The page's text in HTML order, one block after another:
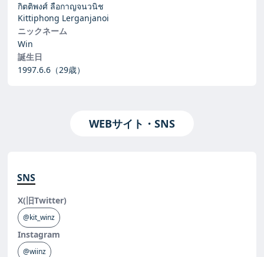
กิตติพงศ์ ลือกาญจนวนิช
Kittiphong Lerganjanoi
ニックネーム
Win
誕生日
1997.6.6 （29歳）
WEBサイト・SNS
SNS
X(旧Twitter)
@kit_winz
Instagram
@wiinz